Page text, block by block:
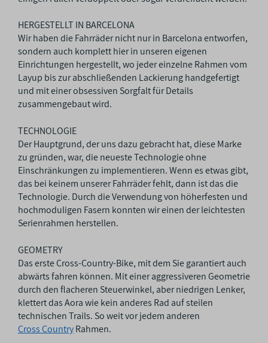
HERGESTELLT IN BARCELONA
Wir haben die Fahrräder nicht nur in Barcelona entworfen,
sondern auch komplett hier in unseren eigenen
Einrichtungen hergestellt, wo jeder einzelne Rahmen vom
Layup bis zur abschließenden Lackierung handgefertigt
und mit einer obsessiven Sorgfalt für Details
zusammengebaut wird.
TECHNOLOGIE
Der Hauptgrund, der uns dazu gebracht hat, diese Marke
zu gründen, war, die neueste Technologie ohne
Einschränkungen zu implementieren. Wenn es etwas gibt,
das bei keinem unserer Fahrräder fehlt, dann ist das die
Technologie. Durch die Verwendung von höherfesten und
hochmoduligen Fasern konnten wir einen der leichtesten
Serienrahmen herstellen.
GEOMETRY
Das erste Cross-Country-Bike, mit dem Sie garantiert auch
abwärts fahren können. Mit einer aggressiveren Geometrie
durch den flacheren Steuerwinkel, aber niedrigen Lenker,
klettert das Aora wie kein anderes Rad auf steilen
technischen Trails. So weit vor jedem anderen
Cross CountryRahmen.